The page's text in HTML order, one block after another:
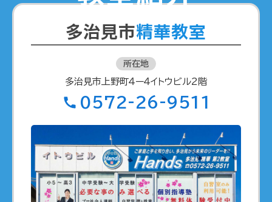
多治見市精華教室
所在地
多治見市上野町４ー４イトウビル2階
0572-26-9511